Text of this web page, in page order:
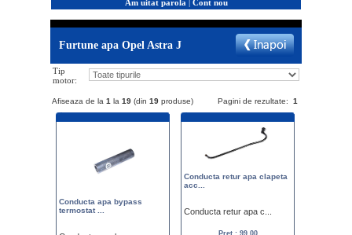
Am uitat parola | Cont nou
Furtune apa Opel Astra J
Tip
motor:
Afiseaza de la 1 la 19 (din 19 produse) Pagini de rezultate: 1
Conducta apa bypass
termostat ...
Conducta retur apa clapeta
acc...
Conducta retur apa c...
Pret : 99.00